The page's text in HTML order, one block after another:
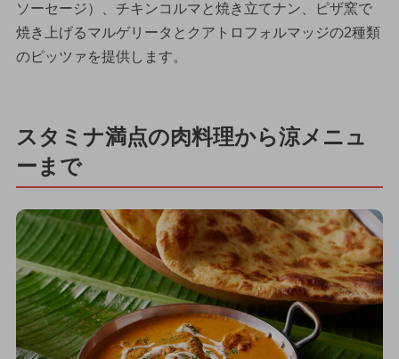
ソーセージ）、チキンコルマと焼き立てナン、ピザ窯で
焼き上げるマルゲリータとクアトロフォルマッジの2種類
のピッツァを提供します。
スタミナ満点の肉料理から涼メニュ
ーまで